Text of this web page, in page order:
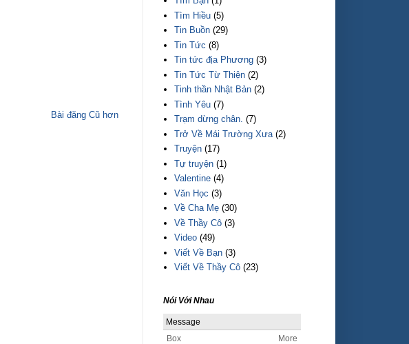
Bài đăng Cũ hơn
Tìm Hiều (5)
Tin Buồn (29)
Tin Tức (8)
Tin tức địa Phương (3)
Tin Tức Từ Thiện (2)
Tinh thần Nhật Bản (2)
Tình Yêu (7)
Trạm dừng chân. (7)
Trở Về Mái Trường Xưa (2)
Truyện (17)
Tự truyện (1)
Valentine (4)
Văn Học (3)
Về Cha Mẹ (30)
Về Thầy Cô (3)
Video (49)
Viết Về Bạn (3)
Viết Về Thầy Cô (23)
Nói Với Nhau